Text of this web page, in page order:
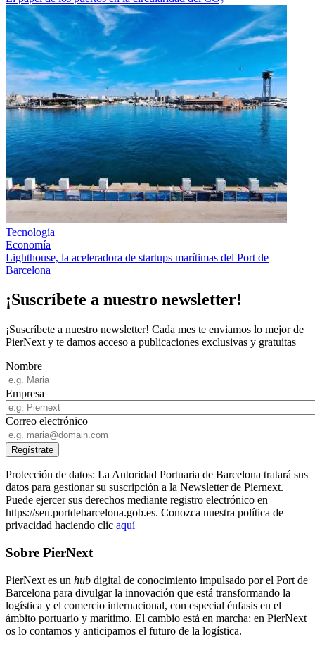
Tecnología
Economía
Lighthouse, la aceleradora de startups marítimas del Port de
Barcelona
¡Suscríbete a nuestro newsletter!
¡Suscríbete a nuestro newsletter! Cada mes te enviamos lo mejor de
PierNext y te damos acceso a publicaciones exclusivas y gratuitas
Nombre
Empresa
Correo electrónico
Protección de datos: La Autoridad Portuaria de Barcelona tratará sus
datos para gestionar su suscripción a la Newsletter de Piernext.
Puede ejercer sus derechos mediante registro electrónico en
https://seu.portdebarcelona.gob.es. Conozca nuestra política de
privacidad haciendo clic aquí
Sobre PierNext
PierNext es un hub digital de conocimiento impulsado por el Port de
Barcelona para divulgar la innovación que está transformando la
logística y el comercio internacional, con especial énfasis en el
ámbito portuario y marítimo. El cambio está en marcha: en PierNext
os lo contamos y anticipamos el futuro de la logística.